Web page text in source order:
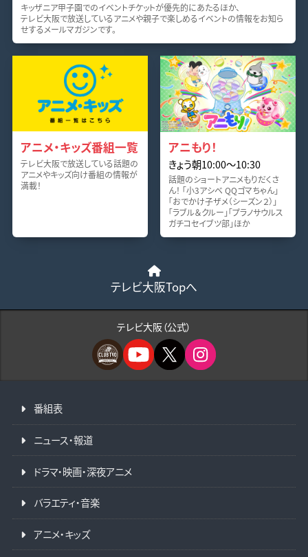
キッザニア甲子園でのイベントチケットが優先的にあたるほか、
テレビ大阪で放送しているアニメや親子で楽しめるイベントの情報をお知ら
せするメールマガジンです。
アニメ・キッズ番組一覧
テレビ大阪で放送している話題の
アニメやキッズ向け番組の情報が
満載！
アニもり！
きょう朝10:00〜10:30
話題のショートアニメもりだくさ
ん！ 「小3アシベ QQゴマちゃん」
「おでかけ子ザメ（シーズン２）」
「ラブル＆クルー」「プラノサウルス
ガチコセイブツ部」ほか
テレビ大阪Topへ
テレビ大阪（公式）
番組表
ニュース・報道
ドラマ・映画・深夜アニメ
バラエティ・音楽
アニメ・キッズ